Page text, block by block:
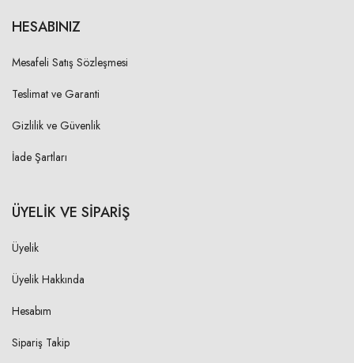
HESABINIZ
Mesafeli Satış Sözleşmesi
Teslimat ve Garanti
Gizlilik ve Güvenlik
İade Şartları
ÜYELİK VE SİPARİŞ
Üyelik
Üyelik Hakkında
Hesabım
Sipariş Takip